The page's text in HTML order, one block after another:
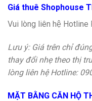
Giá thuê Shophouse
Vui lòng liên hệ Hotline
Lưu ý: Giá trên chỉ
thay đổi nhẹ theo thị
lòng liên hệ Hotline:
MẶT BẰNG CĂN HỘ